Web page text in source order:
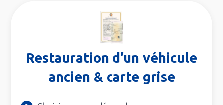
Restauration d’un véhicule
ancien & carte grise